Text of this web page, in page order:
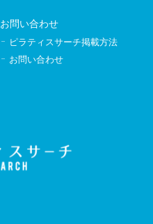
お問い合わせ
ピラティスサーチ掲載方法
お問い合わせ